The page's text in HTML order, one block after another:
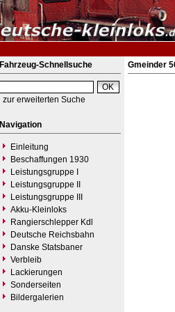
Fahrzeug-Schnellsuche
zur erweiterten Suche
Navigation
Einleitung
Beschaffungen 1930
Leistungsgruppe I
Leistungsgruppe II
Leistungsgruppe III
Akku-Kleinloks
Rangierschlepper Kdl
Deutsche Reichsbahn
Danske Statsbaner
Verbleib
Lackierungen
Sonderseiten
Bildergalerien
Gmeinder